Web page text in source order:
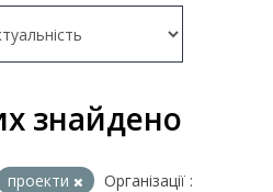
знайдено
проекти
Організації :